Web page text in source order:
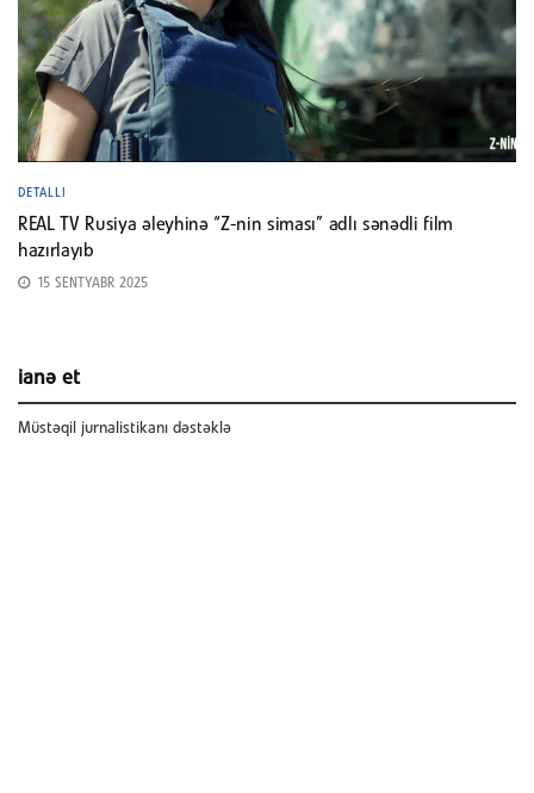
DETALLI
REAL TV Rusiya əleyhinə “Z-nin siması” adlı sənədli film
hazırlayıb
15 SENTYABR 2025
ianə et
Müstəqil jurnalistikanı dəstəklə